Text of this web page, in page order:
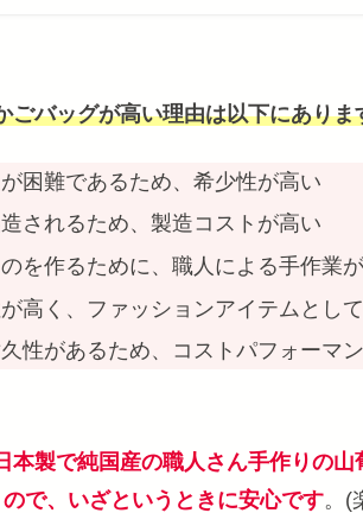
ごバッグが高い理由は以下にありま
困難であるため、希少性が高い
されるため、製造コストが高い
を作るために、職人による手作業
高く、ファッションアイテムとし
性があるため、コストパフォーマ
本製で純国産の職人さん手作りの山
で、いざというときに安心です。(